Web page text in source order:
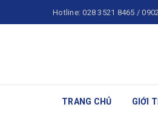
Hotline:028 3521 8465 /
TRANG CHỦ GIỚI